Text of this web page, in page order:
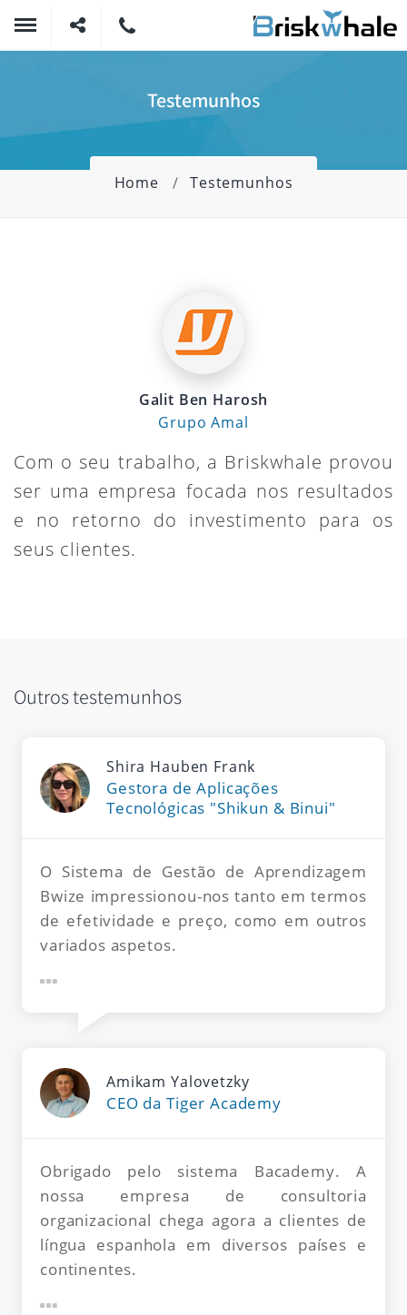
Testemunhos
Home Testemunhos
Galit Ben Harosh
Grupo Amal
Com o seu trabalho, a Briskwhale provou
ser uma empresa focada nos resultados
e no retorno do investimento para os
seus clientes.
Outros testemunhos
Shira Hauben Frank
Gestora de Aplicações
Tecnológicas "Shikun & Binui"
O Sistema de Gestão de Aprendizagem
Bwize impressionou-nos tanto em termos
de efetividade e preço, como em outros
variados aspetos.
Amikam Yalovetzky
CEO da Tiger Academy
Obrigado pelo sistema Bacademy. A
nossa empresa de consultoria
organizacional chega agora a clientes de
língua espanhola em diversos países e
continentes.